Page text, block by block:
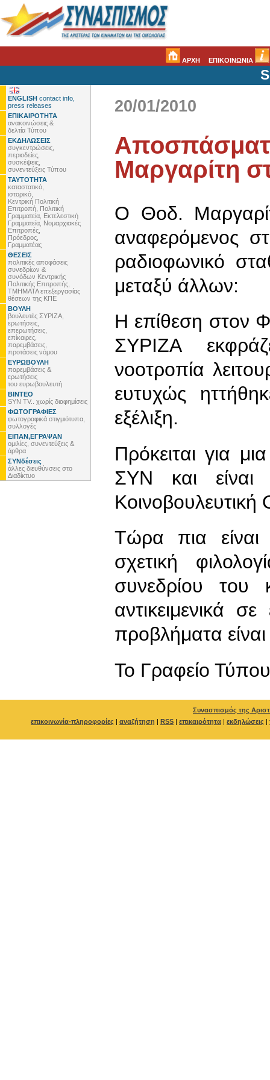
ΑΡΧΗ ΕΠΙΚΟΙΝΩΝΙΑ
ENGLISH contact info,
press releases
ΕΠΙΚΑΙΡΟΤΗΤΑ
ανακοινώσεις &
δελτία Τύπου
ΕΚΔΗΛΩΣΕΙΣ
συγκεντρώσεις,
περιοδείες,
συσκέψεις,
συνεντεύξεις Τύπου
ΤΑΥΤΟΤΗΤΑ
καταστατικό,
ιστορικό,
Κεντρική Πολιτική
Επιτροπή, Πολιτική
Γραμματεία, Εκτελεστική
Γραμματεία, Νομαρχιακές
Επιτροπές,
Πρόεδρος,
Γραμματέας
ΘΕΣΕΙΣ
πολιτικές αποφάσεις
συνεδρίων &
συνόδων Κεντρικής
Πολιτικής Επιτροπής,
ΤΜΗΜΑΤΑ επεξεργασίας
θέσεων της ΚΠΕ
ΒΟΥΛΗ
βουλευτές ΣΥΡΙΖΑ,
ερωτήσεις,
επερωτήσεις,
επίκαιρες,
παρεμβάσεις,
προτάσεις νόμου
ΕΥΡΩΒΟΥΛΗ
παρεμβάσεις &
ερωτήσεις
του ευρωβουλευτή
ΒΙΝΤΕΟ
SYN TV.. χωρίς διαφημίσεις
ΦΩΤΟΓΡΑΦΙΕΣ
φωτογραφικά στιγμιότυπα,
συλλογές
ΕΙΠΑΝ,ΕΓΡΑΨΑΝ
ομιλίες, συνεντεύξεις &
άρθρα
ΣΥΝδέσεις
άλλες διευθύνσεις στο
Διαδίκτυο
20/01/2010
Μαργαρίτη
Ο Θοδ.
αναφερόμενος
ραδιοφωνικό
μεταξύ άλλων:
Η επίθεση στον
ΣΥΡΙΖΑ
νοοτροπία
ευτυχώς
εξέλιξη.
Πρόκειται για
ΣΥΝ και είναι
Τώρα πια
σχετική
συνεδρίου
αντικειμενικά
προβλήματα
To Γραφείο Τύπου
Συνασπισμός της
επικοινωνία-πληροφορίες | αναζήτηση | RSS | επικαιρότητα | εκδηλώσεις |